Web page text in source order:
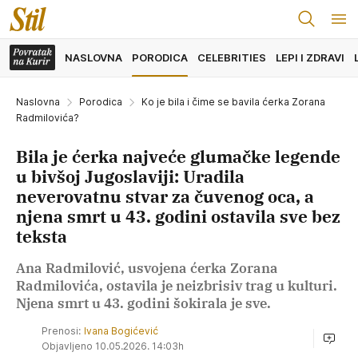
NASLOVNA PORODICA CELEBRITIES LEPI I ZDRAVI
Naslovna Porodica
Ko je bila i čime se bavila ćerka Zorana
Radmilovića?
Bila je ćerka najveće glumačke legende
u bivšoj Jugoslaviji: Uradila
neverovatnu stvar za čuvenog oca, a
njena smrt u 43. godini ostavila sve bez
teksta
Ana Radmilović, usvojena ćerka Zorana
Radmilovića, ostavila je neizbrisiv trag u kulturi.
Njena smrt u 43. godini šokirala je sve.
Prenosi: Ivana Bogićević
Objavljeno 10.05.2026. 14:03h